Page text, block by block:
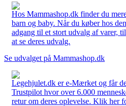
Hos Mammashop.dk finder du
barn og baby. Når du køber hos
adgang til et stort udvalg af varer,
at se deres udvalg.
Se udvalget på Mammashop.dk
Legehjulet.dk er e-Mærket og får
Trustpilot hvor over 6.000
retur om deres oplevelse. Klik her